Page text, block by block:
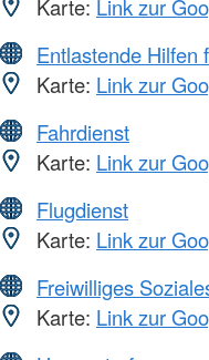
Karte: Link zur
Entlastende Hilfen
Karte: Link zur
Fahrdienst
Karte: Link zur
Flugdienst
Karte: Link zur
Freiwilliges
Karte: Link zur